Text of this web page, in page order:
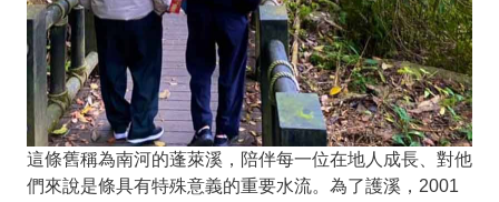
這條舊稱為南河的蓬萊溪，陪伴每一位在地人成長、對他
們來說是條具有特殊意義的重要水流。為了護溪，2001